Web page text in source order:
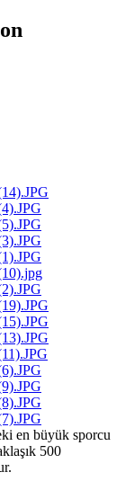
en büyük sporcu
500